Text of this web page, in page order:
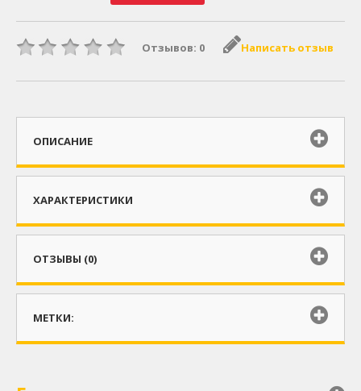
Отзывов: 0 Написать отзыв
ОПИСАНИЕ
ХАРАКТЕРИСТИКИ
ОТЗЫВЫ (0)
МЕТКИ: